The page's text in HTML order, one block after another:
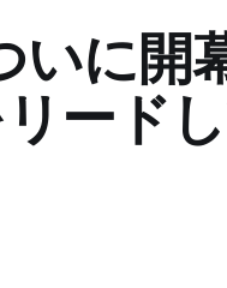
いに開
ード